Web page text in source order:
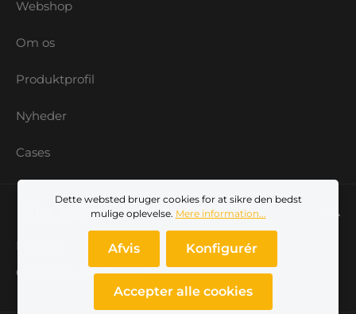
Webshop
Om os
Produktprofil
Nyheder
Cases
Min konto
Log ind
Opret dig som kunde
Dette websted bruger cookies for at sikre den bedst
mulige oplevelse. Mere information...
Afvis Konfigurér
Accepter alle cookies